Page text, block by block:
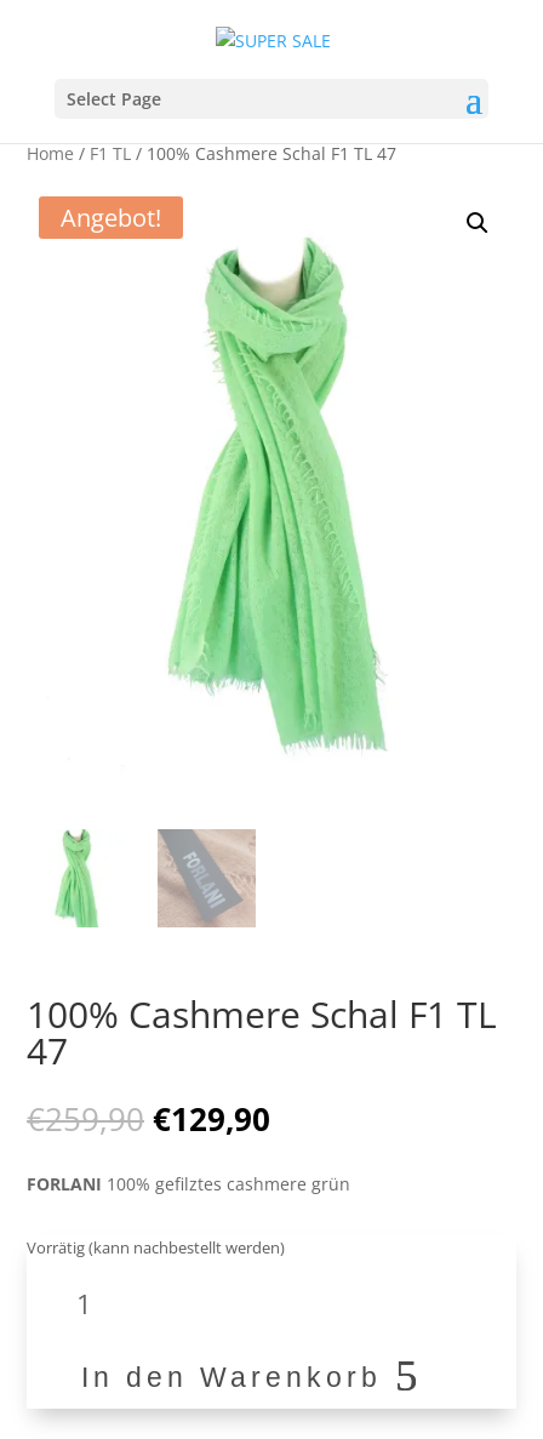
Select Page
Home / F1 TL / 100% Cashmere Schal F1 TL 47
Angebot!
100% Cashmere Schal F1 TL
47
€259,90Ursprünglicher
Preis
war:
€259,90
€129,90
ist:
€129,90.
FORLANI 100% gefilztes cashmere grün
Vorrätig (kann nachbestellt werden)
Cashmere
47
In den Warenkorb